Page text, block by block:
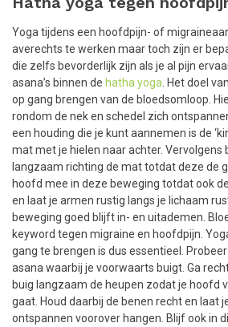
Yoga tijdens een hoofdpijn- of
averechts te werken maar toch zijn er
die zelfs bevorderlijk zijn als je al pijn
asana’s binnen de hatha yoga . Het doel
op gang brengen van de bloedsomloop.
rondom de nek en schedel zich
een houding die je kunt aannemen is de
mat met je hielen naar achter. Vervolgens
langzaam richting de mat totdat deze de
hoofd mee in deze beweging totdat ook
en laat je armen rustig langs je lichaam
beweging goed blijft in- en uitademen.
keyword tegen migraine en hoofdpijn.
gang te brengen is dus essentieel.
asana waarbij je voorwaarts buigt. Ga
buig langzaam de heupen zodat je hoofd
gaat. Houd daarbij de benen recht en laat
ontspannen voorover hangen. Blijf ook in